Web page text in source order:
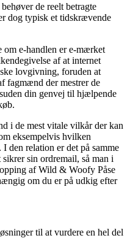
de reelt betragte
dog typisk et tidskrævende
om e-handlen er e-mærket
af at internet
lovgivning, foruden at
fagmænd der mestrer de
din genvej til hjælpende
i de mest vitale vilkår der kan
eksempelvis hvilken
den relation er det på samme
sikrer sin ordremail, så man i
af Wild & Woofy Påse
om du er på udkig efter
til at vurdere en hel del